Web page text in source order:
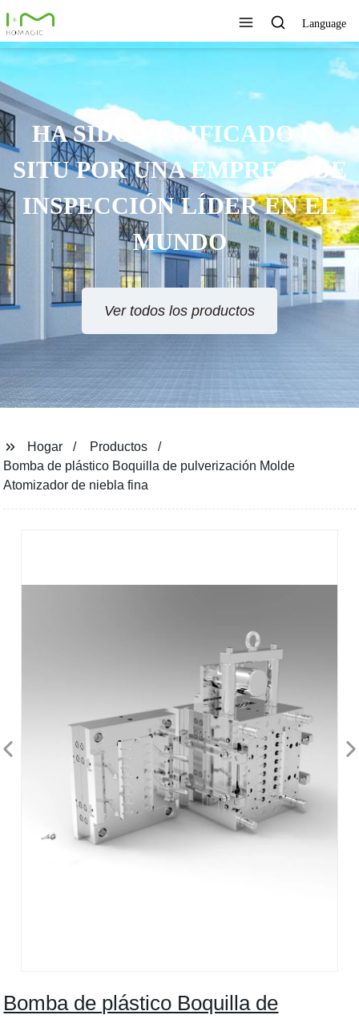
Language
ÚNICA,
CALIDAD,
SERVICIO RÁPIDO
Ver todos los productos
Hogar
Productos
Bomba de plástico Boquilla de pulverización Molde
Atomizador de niebla fina
Bomba de plástico Boquilla de